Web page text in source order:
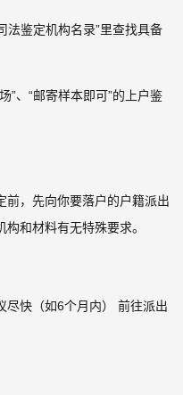
法鉴定机构名录”里查找具备
”、“邮寄样本即可”的上户鉴
前，先向你要落户的户籍派出
和材料有无特殊要求。
尽快（如6个月内） 前往派出